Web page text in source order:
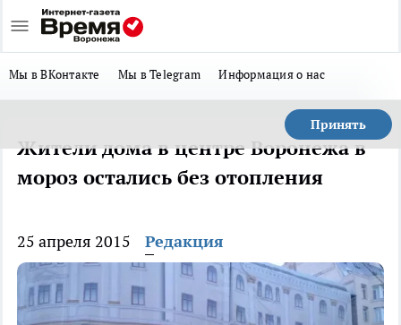
Мы в ВКонтакте Мы в Telegram Информация о нас
Принять
Жители дома в центре Воронежа в
мороз остались без отопления
25 апреля 2015 Редакция